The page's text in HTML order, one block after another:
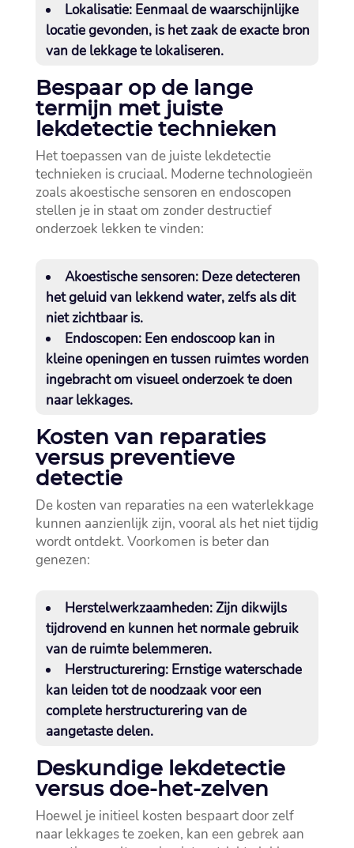
Lokalisatie:Eenmaal de waarschijnlijke
locatie gevonden, is het zaak de exacte bron
van de lekkage te lokaliseren.​
Bespaar op de lange
termijn met juiste
lekdetectie technieken
Het toepassen van de juiste lekdetectie
technieken is cruciaal.​ Moderne technologieën
zoals akoestische sensoren en endoscopen
stellen je in staat om zonder destructief
onderzoek lekken te vinden:
Akoestische sensoren:Deze detecteren
het geluid van lekkend water, zelfs als dit
niet zichtbaar is.​
Endoscopen:Een endoscoop kan in
kleine openingen en tussen ruimtes worden
ingebracht om visueel onderzoek te doen
naar lekkages.​
Kosten van reparaties
versus preventieve
detectie
De kosten van reparaties na een waterlekkage
kunnen aanzienlijk zijn, vooral als het niet tijdig
wordt ontdekt.​ Voorkomen is beter dan
genezen:
Herstelwerkzaamheden:Zijn dikwijls
tijdrovend en kunnen het normale gebruik
van de ruimte belemmeren.​
Herstructurering:Ernstige waterschade
kan leiden tot de noodzaak voor een
complete herstructurering van de
aangetaste delen.​
Deskundige lekdetectie
versus doe-het-zelven
Hoewel je initieel kosten bespaart door zelf
naar lekkages te zoeken, kan een gebrek aan